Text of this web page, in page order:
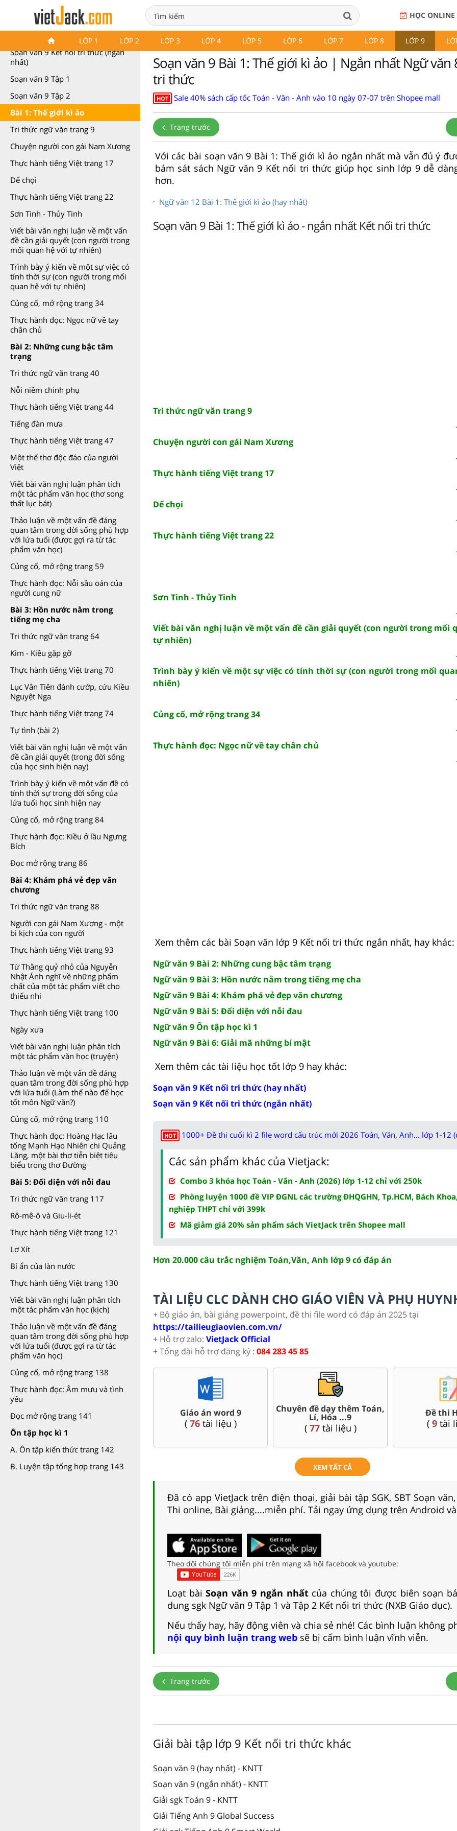
HỌC ONLINE
LỚP 1 LỚP 2 LỚP 3 LỚP 4 LỚP 5 LỚP 6 LỚP 7 LỚP 8 LỚP 9
Soạn văn 9 Kết nối tri thức
Soạn văn 9 Kết nối tri thức (ngắn
nhất)
Soạn văn 9 Tập 1
Soạn văn 9 Tập 2
Bài 1: Thế giới kì ảo
Tri thức ngữ văn trang 9
Chuyện người con gái Nam Xương
Thực hành tiếng Việt trang 17
Dế chọi
Thực hành tiếng Việt trang 22
Sơn Tinh - Thủy Tinh
Viết bài văn nghị luận về một vấn
đề cần giải quyết (con người trong
mối quan hệ với tự nhiên)
Trình bày ý kiến về một sự việc có
tính thời sự (con người trong mối
quan hệ với tự nhiên)
Củng cố, mở rộng trang 34
Thực hành đọc: Ngọc nữ về tay
chân chủ
Bài 2: Những cung bậc tâm
trạng
Tri thức ngữ văn trang 40
Nỗi niềm chinh phụ
Thực hành tiếng Việt trang 44
Tiếng đàn mưa
Thực hành tiếng Việt trang 47
Một thể thơ độc đáo của người
Việt
Viết bài văn nghị luận phân tích
một tác phẩm văn học (thơ song
thất lục bát)
Thảo luận về một vấn đề đáng
quan tâm trong đời sống phù hợp
với lứa tuổi (được gợi ra từ tác
phẩm văn học)
Củng cố, mở rộng trang 59
Thực hành đọc: Nỗi sầu oán của
người cung nữ
Bài 3: Hồn nước nằm trong
tiếng mẹ cha
Tri thức ngữ văn trang 64
Kim - Kiều gặp gỡ
Thực hành tiếng Việt trang 70
Lục Vân Tiên đánh cướp, cứu Kiều
Nguyệt Nga
Thực hành tiếng Việt trang 74
Tự tình (bài 2)
Viết bài văn nghị luận về một vấn
đề cần giải quyết (trong đời sống
của học sinh hiện nay)
Trình bày ý kiến về một vấn đề có
tính thời sự trong đời sống của
lứa tuổi học sinh hiện nay
Củng cố, mở rộng trang 84
Thực hành đọc: Kiều ở lầu Ngưng
Bích
Đọc mở rộng trang 86
Bài 4: Khám phá vẻ đẹp văn
chương
Tri thức ngữ văn trang 88
Người con gái Nam Xương - một
bi kịch của con người
Thực hành tiếng Việt trang 93
Từ Thằng quỷ nhỏ của Nguyễn
Nhật Ánh nghĩ về những phẩm
chất của một tác phẩm viết cho
thiếu nhi
Thực hành tiếng Việt trang 100
Ngày xưa
Viết bài văn nghị luận phân tích
một tác phẩm văn học (truyện)
Thảo luận về một vấn đề đáng
quan tâm trong đời sống phù hợp
với lứa tuổi (Làm thế nào để học
tốt môn Ngữ văn?)
Củng cố, mở rộng trang 110
Thực hành đọc: Hoàng Hạc lâu
tống Mạnh Hạo Nhiên chi Quảng
Lăng, một bài thơ tiễn biệt tiêu
biểu trong thơ Đường
Bài 5: Đối diện với nỗi đau
Tri thức ngữ văn trang 117
Rô-mê-ô và Giu-li-ét
Thực hành tiếng Việt trang 121
Lơ Xít
Bí ẩn của làn nước
Thực hành tiếng Việt trang 130
Viết bài văn nghị luận phân tích
một tác phẩm văn học (kịch)
Thảo luận về một vấn đề đáng
quan tâm trong đời sống phù hợp
với lứa tuổi (được gợi ra từ tác
phẩm văn học)
Củng cố, mở rộng trang 138
Thực hành đọc: Âm mưu và tình
yêu
Đọc mở rộng trang 141
Ôn tập học kì 1
A. Ôn tập kiến thức trang 142
B. Luyện tập tổng hợp trang 143
Soạn văn 9 Bài 1: Thế giới kì ảo | Ngắn nhất Ngữ văn
tri thức
HOT Sale 40% sách cấp tốc Toán - Văn - Anh vào 10 ngày 07-07 trên Shopee mall
Trang trước
Với các bài soạn văn 9 Bài 1: Thế giới kì ảo ngắn nhất mà vẫn đủ ý
bám sát sách Ngữ văn 9 Kết nối tri thức giúp học sinh lớp 9 dễ
hơn.
Ngữ văn 12 Bài 1: Thế giới kì ảo (hay nhất)
Soạn văn 9 Bài 1: Thế giới kì ảo - ngắn nhất Kết nối tri thức
Tri thức ngữ văn trang 9
Chuyện người con gái Nam Xương
Thực hành tiếng Việt trang 17
Dế chọi
Thực hành tiếng Việt trang 22
Sơn Tinh - Thủy Tinh
Viết bài văn nghị luận về một vấn đề cần giải quyết (con người trong mối
tự nhiên)
Trình bày ý kiến về một sự việc có tính thời sự (con người trong mối
nhiên)
Củng cố, mở rộng trang 34
Thực hành đọc: Ngọc nữ về tay chân chủ
Xem thêm các bài Soạn văn lớp 9 Kết nối tri thức ngắn nhất, hay khác:
Ngữ văn 9 Bài 2: Những cung bậc tâm trạng
Ngữ văn 9 Bài 3: Hồn nước nằm trong tiếng mẹ cha
Ngữ văn 9 Bài 4: Khám phá vẻ đẹp văn chương
Ngữ văn 9 Bài 5: Đối diện với nỗi đau
Ngữ văn 9 Ôn tập học kì 1
Ngữ văn 9 Bài 6: Giải mã những bí mật
Xem thêm các tài liệu học tốt lớp 9 hay khác:
Soạn văn 9 Kết nối tri thức (hay nhất)
Soạn văn 9 Kết nối tri thức (ngắn nhất)
HOT 1000+ Đề thi cuối kì 2 file word cấu trúc mới 2026 Toán, Văn, Anh... lớp 1-12
Các sản phẩm khác của Vietjack:
Combo 3 khóa học Toán - Văn - Anh (2026) lớp 1-12 chỉ với 250k
Phòng luyện 1000 đề VIP ĐGNL các trường ĐHQGHN, Tp.HCM, Bách
nghiệp THPT chỉ với 399k
Mã giảm giá 20% sản phẩm sách VietJack trên Shopee mall
Hơn 20.000 câu trắc nghiệm Toán,Văn, Anh lớp 9 có đáp án
TÀI LIỆU CLC DÀNH CHO GIÁO VIÊN VÀ PHỤ
+ Bộ giáo án, bài giảng powerpoint, đề thi file word có đáp án 2025 tại
https://tailieugiaovien.com.vn/
+ Hỗ trợ zalo: VietJack Official
+ Tổng đài hỗ trợ đăng ký : 084 283 45 85
kì 9 Sử, Địa 9....
(
Giáo án word 9
( 76tài liệu )
Chuyên đề dạy thêm Toán,
Lí, Hóa ...9
( 77tài liệu )
Đề thi
( 9tài
XEM TẤT CẢ
Đã có app VietJack trên điện thoại, giải bài tập SGK, SBT Soạn
Thi online, Bài giảng....miễn phí. Tải ngay ứng dụng trên Android và
Theo dõi chúng tôi miễn phí trên mạng xã hội facebook và youtube:
Loạt bàiSoạn văn 9 ngắn nhấtcủa chúng tôi được biên soạn
dung sgk Ngữ văn 9 Tập 1 và Tập 2 Kết nối tri thức (NXB Giáo dục).
Nếu thấy hay, hãy động viên và chia sẻ nhé! Các bình luận không
nội quy bình luận trang web sẽ bị cấm bình luận vĩnh viễn.
Trang trước
Giải bài tập lớp 9 Kết nối tri thức khác
Soạn văn 9 (hay nhất) - KNTT
Soạn văn 9 (ngắn nhất) - KNTT
Giải sgk Toán 9 - KNTT
Giải Tiếng Anh 9 Global Success